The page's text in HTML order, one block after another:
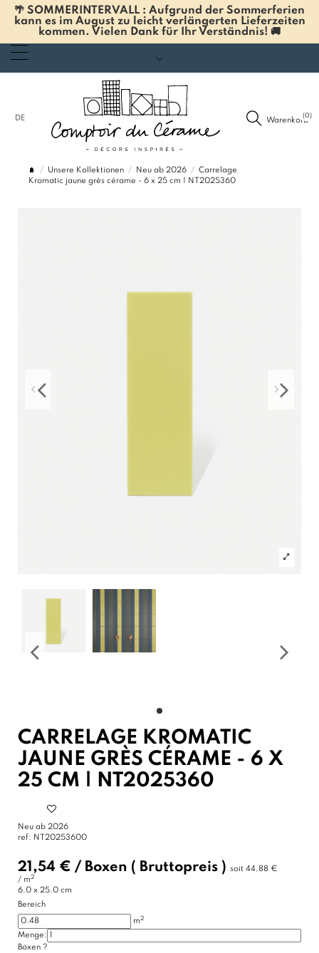
🌴 SOMMERINTERVALL : Aufgrund der Sommerferien
kann es im August zu leicht verlängerten Lieferzeiten
kommen. Vielen Dank für Ihr Verständnis! 🚚
DE Warenkorb
(0)
Unsere Kollektionen Neu ab 2026
Carrelage
Kromatic jaune grès cérame - 6 x 25 cm | NT2025360
CARRELAGE KROMATIC
JAUNE GRÈS CÉRAME - 6 X
25 CM | NT2025360
Neu ab 2026
ref: NT20253600
21,54 € / Boxen ( Bruttopreis ) soit 44,88 €
/ m2
6.0 x 25.0 cm
Bereich
m2
Menge:
Boxen ?